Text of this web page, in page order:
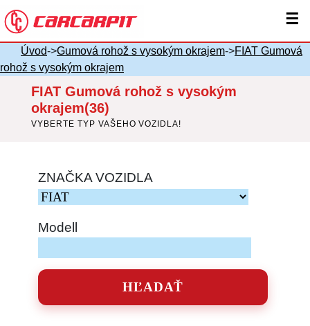
☰
Úvod->Gumová rohož s vysokým okrajem->FIAT Gumová
rohož s vysokým okrajem
FIAT Gumová rohož s vysokým
okrajem(36)
VYBERTE TYP VAŠEHO VOZIDLA!
ZNAČKA VOZIDLA
Modell
HĽADAŤ